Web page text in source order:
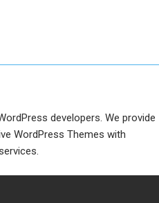
developers. We provide
WordPress Themes with